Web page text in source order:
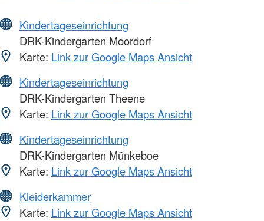
Kindertageseinrichtung
DRK-Kindergarten Moordorf
Karte: Link zur Google Maps Ansicht
Kindertageseinrichtung
DRK-Kindergarten Theene
Karte: Link zur Google Maps Ansicht
Kindertageseinrichtung
DRK-Kindergarten Münkeboe
Karte: Link zur Google Maps Ansicht
Kleiderkammer
Karte: Link zur Google Maps Ansicht